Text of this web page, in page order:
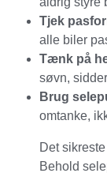
Tjek
alle biler
Tænk på
søvn,
Brug
omtanke,
Det
Behold